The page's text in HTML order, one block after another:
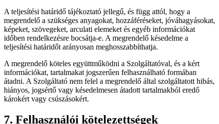
A teljesítési határidő tájékoztató jellegű, és függ attól, hogy a
megrendelő a szükséges anyagokat, hozzáféréseket, jóváhagyásokat,
képeket, szövegeket, arculati elemeket és egyéb információkat
időben rendelkezésre bocsátja-e. A megrendelő késedelme a
teljesítési határidőt arányosan meghosszabbíthatja.
A megrendelő köteles együttműködni a Szolgáltatóval, és a kért
információkat, tartalmakat jogszerűen felhasználható formában
átadni. A Szolgáltató nem felel a megrendelő által szolgáltatott hibás,
hiányos, jogsértő vagy késedelmesen átadott tartalmakból eredő
károkért vagy csúszásokért.
7. Felhasználói kötelezettségek